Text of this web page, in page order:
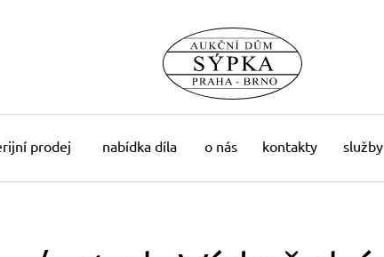
prodej nabídka díla o nás kontakty služby